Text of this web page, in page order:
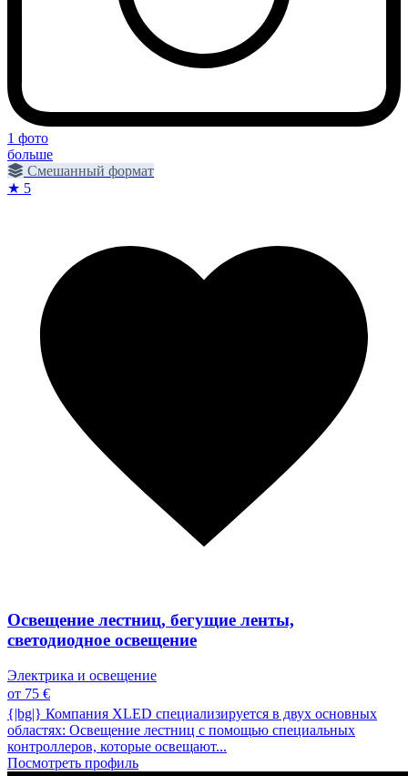
1 фото
больше
Смешанный формат
★ 5
Освещение лестниц, бегущие ленты,
светодиодное освещение
Электрика и освещение
от 75 €
{|bg|} Компания XLED специализируется в двух основных
областях: Освещение лестниц с помощью специальных
контроллеров, которые освещают...
Посмотреть профиль